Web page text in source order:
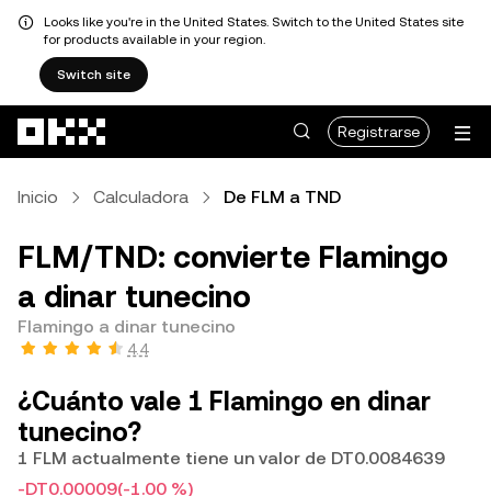
Looks like you're in the United States. Switch to the United States site
for products available in your region.
Switch site
Registrarse
Inicio Calculadora De FLM a TND
FLM/TND: convierte Flamingo
a dinar tunecino
Flamingo a dinar tunecino
4.4
¿Cuánto vale 1 Flamingo en dinar
tunecino?
1 FLM actualmente tiene un valor de DT0.0084639
-DT0.00009(-1.00 %)